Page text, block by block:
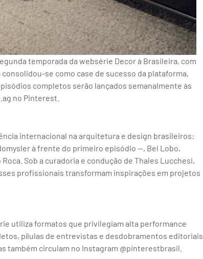
temporada da websérie Decor à Brasileira, com
se como case de sucesso da plataforma,
completos serão lançados semanalmente às
no Pinterest.
internacional na arquitetura e design brasileiros:
à frente do primeiro episódio —, Bel Lobo,
Sob a curadoria e condução de Thales Lucchesi,
profissionais transformam inspirações em projetos
utiliza formatos que privilegiam alta performance
pílulas de entrevistas e desdobramentos editoriais
também circulam no Instagram @pinterestbrasil.